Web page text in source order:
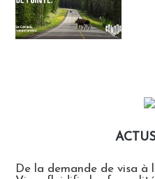
De la demande de visa à